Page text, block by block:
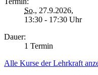
So., 27.9.2026,
13:30 - 17:30 Uhr
Dauer:
1 Termin
Alle Kurse der Lehrkraft